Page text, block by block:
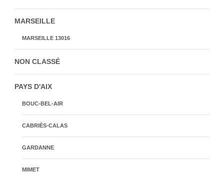
MARSEILLE
MARSEILLE 13016
NON CLASSÉ
PAYS D'AIX
BOUC-BEL-AIR
CABRIÈS-CALAS
GARDANNE
MIMET